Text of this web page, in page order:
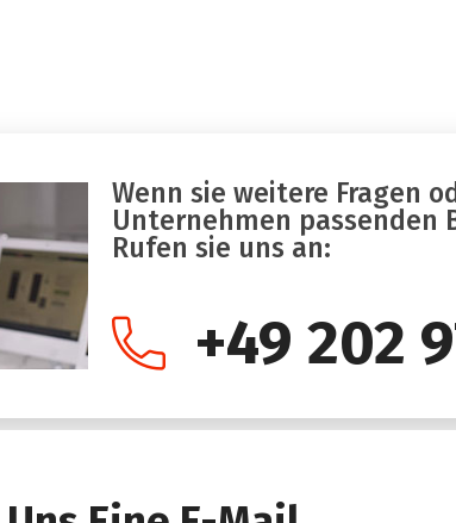
Wenn sie weitere Fragen
Unternehmen passenden
Rufen sie uns an:
+49 202